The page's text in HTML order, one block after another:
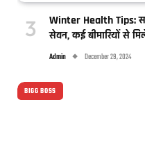
Winter Health Tips:
सेवन, कई बीमारियों से
Admin December 29, 2024
BIGG BOSS